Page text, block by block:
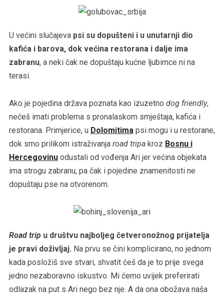
U većini slučajeva psi su dopušteni i u unutarnji dio
kafića i barova, dok većina restorana i dalje ima
zabranu, a neki čak ne dopuštaju kućne ljubimce ni na
terasi.
Ako je pojedina država poznata kao izuzetno dog friendly,
nećeš imati problema s pronalaskom smještaja, kafića i
restorana. Primjerice, u Dolomitima psi mogu i u restorane,
dok smo prilikom istraživanja road tripakroz Bosnu i
Hercegovinuodustali od vođenja Ari jer većina objekata
ima strogu zabranu, pa čak i pojedine znamenitosti ne
dopuštaju pse na otvorenom.
Road tripu društvu najboljeg četveronožnog prijatelja
je pravi doživljaj. Na prvu se čini komplicirano, no jednom
kada posložiš sve stvari, shvatit ćeš da je to prije svega
jedno nezaboravno iskustvo. Mi ćemo uvijek preferirati
odlazak na put s Ari nego bez nje. A da ona obožava naša